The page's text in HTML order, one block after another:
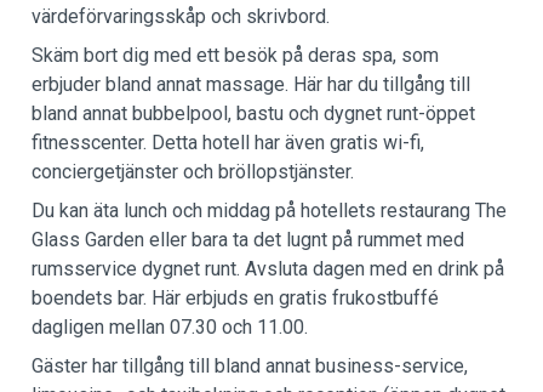
värdeförvaringsskåp och skrivbord.
Skäm bort dig med ett besök på deras spa, som
erbjuder bland annat massage. Här har du tillgång till
bland annat bubbelpool, bastu och dygnet runt-öppet
fitnesscenter. Detta hotell har även gratis wi-fi,
conciergetjänster och bröllopstjänster.
Du kan äta lunch och middag på hotellets restaurang The
Glass Garden eller bara ta det lugnt på rummet med
rumsservice dygnet runt. Avsluta dagen med en drink på
boendets bar. Här erbjuds en gratis frukostbuffé
dagligen mellan 07.30 och 11.00.
Gäster har tillgång till bland annat business-service,